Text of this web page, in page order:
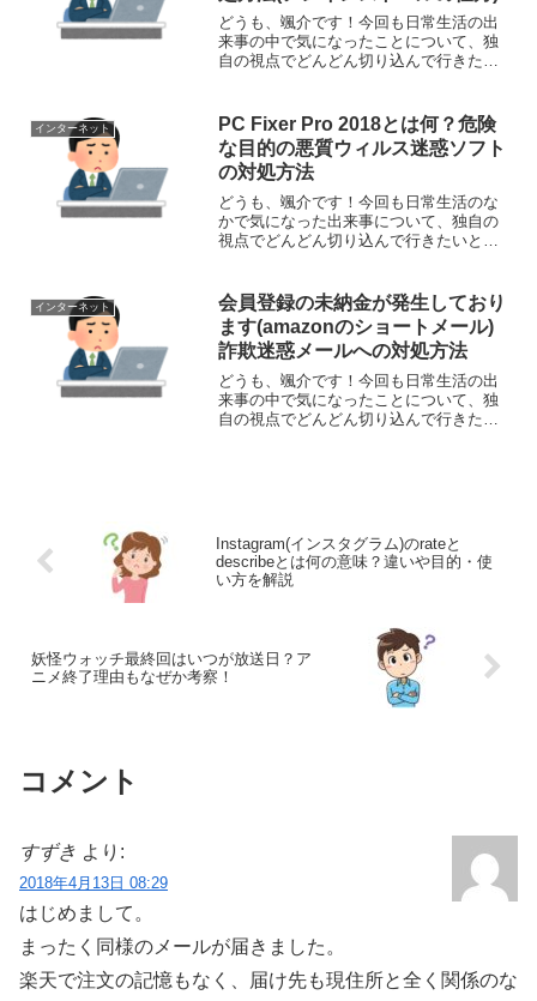
どうも、颯介です！今回も日常生活の出
来事の中で気になったことについて、独
自の視点でどんどん切り込んで行きたい
というソフトについてです。パソコンを
使用してい...
インターネット
PC Fixer Pro 2018とは何？危険
な目的の悪質ウィルス迷惑ソフト
の対処方法
どうも、颯介です！今回も日常生活のな
かで気になった出来事について、独自の
視点でどんどん切り込んで行きたいと思
コンの『PC Fixer Pro 2018』というソフ
トにつ...
インターネット
会員登録の未納金が発生しており
ます(amazonのショートメール)
詐欺迷惑メールへの対処方法
どうも、颯介です！今回も日常生活の出
来事の中で気になったことについて、独
自の視点でどんどん切り込んで行きたい
Instagram(インスタグラム)のrateと
describeとは何の意味？違いや目的・使
い方を解説
妖怪ウォッチ最終回はいつが放送日？ア
ニメ終了理由もなぜか考察！
コメント
すずき より:
2018年4月13日 08:29
はじめまして。
まったく同様のメールが届きました。
楽天で注文の記憶もなく、届け先も現住所と全く関係のな